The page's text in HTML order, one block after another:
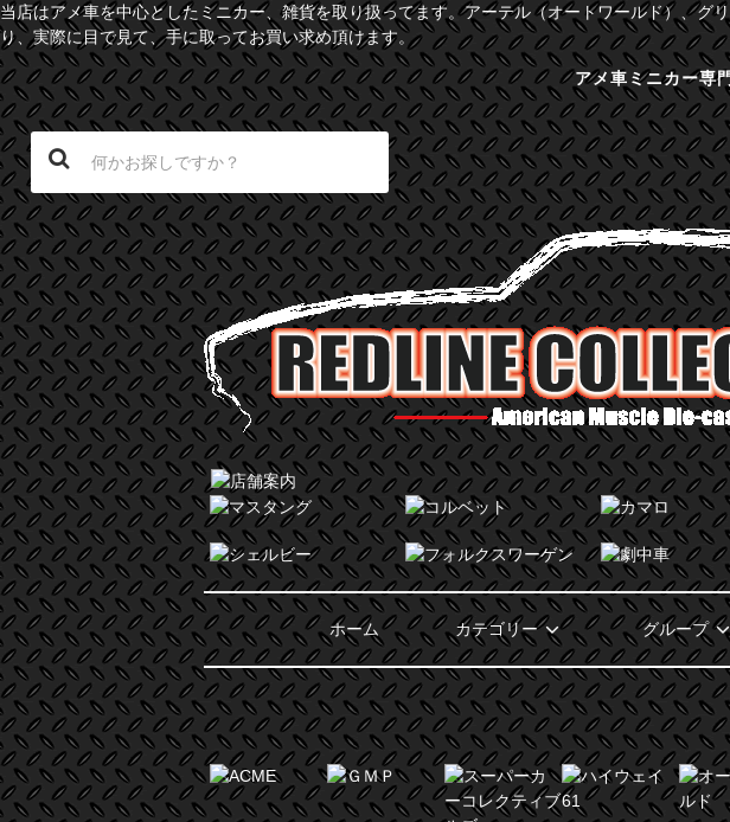
当店はアメ車を中心としたミニカー、雑貨を取り扱ってます。アーテル（オートワールド）、
り、実際に目で見て、手に取ってお買い求め頂けます。
アメ車ミニカー専
ホーム カテゴリー グループ